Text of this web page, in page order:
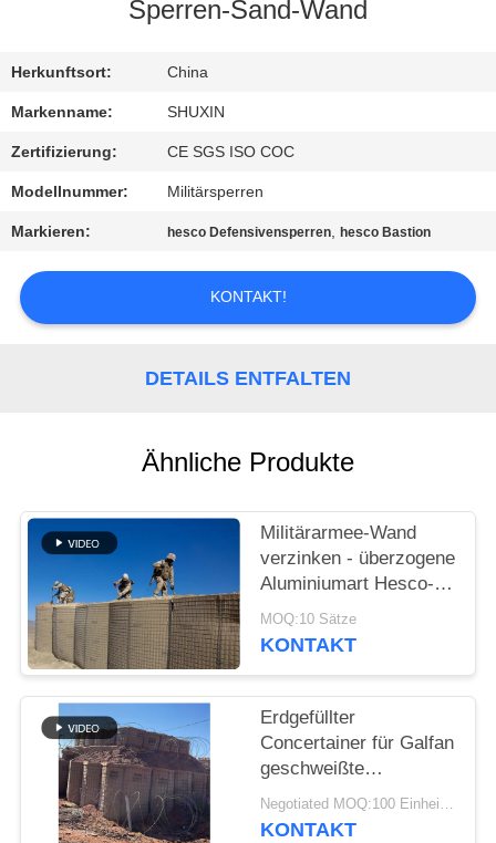
UNS
NACHRICHTEN
BITTE UM
ANGEBOT
Sperren-Sand-Wand
Herkunftsort: China
Markenname: SHUXIN
Zertifizierung: CE SGS ISO COC
Modellnummer: Militärsperren
Markieren: hesco Defensivensperren,hesco Bastion
KONTAKT!
DETAILS ENTFALTEN
Ähnliche Produkte
Militärarmee-Wand
verzinken - überzogene
Aluminiumart Hesco-
Sperren-Bastions-
defensive Sperren für
MOQ:10 Sätze
KONTAKT
Erdgefüllter
Concertainer für Galfan
geschweißte
Gabionenbox als
militärische Hesco-
Negotiated MOQ:100 Einheiten
KONTAKT